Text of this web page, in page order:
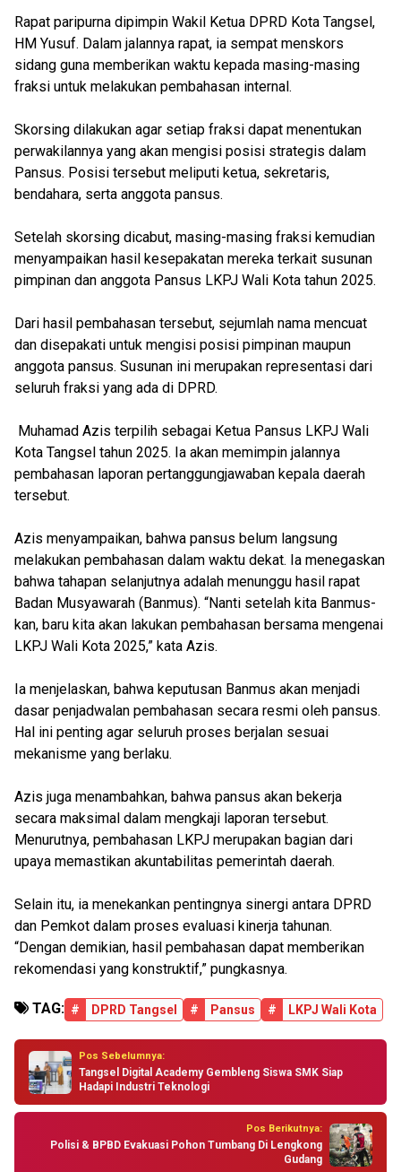
Rapat paripurna dipimpin Wakil Ketua DPRD Kota Tangsel,
HM Yusuf. Dalam jalannya rapat, ia sempat menskors
sidang guna memberikan waktu kepada masing-masing
fraksi untuk melakukan pembahasan internal.
Skorsing dilakukan agar setiap fraksi dapat menentukan
perwakilannya yang akan mengisi posisi strategis dalam
Pansus. Posisi tersebut meliputi ketua, sekretaris,
bendahara, serta anggota pansus.
Setelah skorsing dicabut, masing-masing fraksi kemudian
menyampaikan hasil kesepakatan mereka terkait susunan
pimpinan dan anggota Pansus LKPJ Wali Kota tahun 2025.
Dari hasil pembahasan tersebut, sejumlah nama mencuat
dan disepakati untuk mengisi posisi pimpinan maupun
anggota pansus. Susunan ini merupakan representasi dari
seluruh fraksi yang ada di DPRD.
Muhamad Azis terpilih sebagai Ketua Pansus LKPJ Wali
Kota Tangsel tahun 2025. Ia akan memimpin jalannya
pembahasan laporan pertanggungjawaban kepala daerah
tersebut.
Azis menyampaikan, bahwa pansus belum langsung
melakukan pembahasan dalam waktu dekat. Ia menegaskan
bahwa tahapan selanjutnya adalah menunggu hasil rapat
Badan Musyawarah (Banmus). “Nanti setelah kita Banmus-
kan, baru kita akan lakukan pembahasan bersama mengenai
LKPJ Wali Kota 2025,” kata Azis.
Ia menjelaskan, bahwa keputusan Banmus akan menjadi
dasar penjadwalan pembahasan secara resmi oleh pansus.
Hal ini penting agar seluruh proses berjalan sesuai
mekanisme yang berlaku.
Azis juga menambahkan, bahwa pansus akan bekerja
secara maksimal dalam mengkaji laporan tersebut.
Menurutnya, pembahasan LKPJ merupakan bagian dari
upaya memastikan akuntabilitas pemerintah daerah.
Selain itu, ia menekankan pentingnya sinergi antara DPRD
dan Pemkot dalam proses evaluasi kinerja tahunan.
“Dengan demikian, hasil pembahasan dapat memberikan
rekomendasi yang konstruktif,” pungkasnya.
TAG: # DPRD Tangsel # Pansus # LKPJ Wali Kota
Pos Sebelumnya:
Tangsel Digital Academy Gembleng Siswa SMK Siap
Hadapi Industri Teknologi
Pos Berikutnya:
Polisi & BPBD Evakuasi Pohon Tumbang Di Lengkong
Gudang